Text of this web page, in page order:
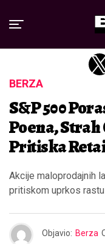
BERZA
S&P 500
Poena, Strah
Pritiska
Akcije maloprodajnih
pritiskom uprkos
Objavio: Berza